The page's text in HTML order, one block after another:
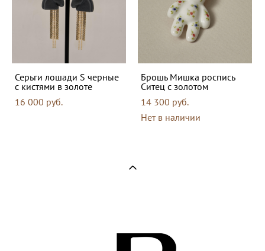
Серьги лошади S черные
с кистями в золоте
16 000 pуб.
Брошь Мишка роспись
Ситец с золотом
14 300 pуб.
Нет в наличии